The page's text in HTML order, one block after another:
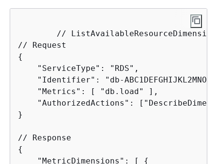
{
    "ServiceType": "RDS",
"Identifier": "db-
    "Metrics": [ "db.load" ],
"AuthorizedActions":
}
{
    "MetricDimensions": [
{